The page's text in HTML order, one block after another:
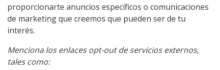
proporcionarte anuncios específicos o comunicaciones
de marketing que creemos que pueden ser de tu
interés.
Menciona los enlaces opt-out de servicios externos,
tales como: